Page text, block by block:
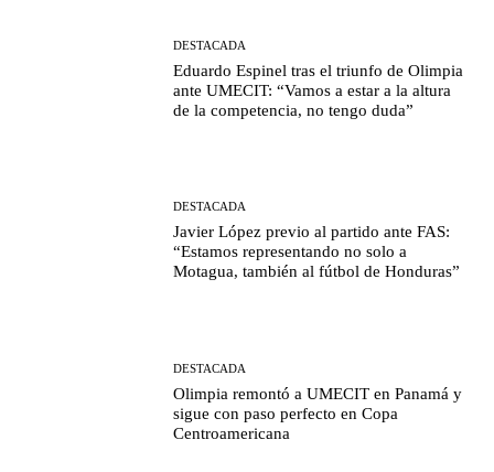
DESTACADA
Eduardo Espinel tras el triunfo de Olimpia
ante UMECIT: “Vamos a estar a la altura
de la competencia, no tengo duda”
DESTACADA
Javier López previo al partido ante FAS:
“Estamos representando no solo a
Motagua, también al fútbol de Honduras”
DESTACADA
Olimpia remontó a UMECIT en Panamá y
sigue con paso perfecto en Copa
Centroamericana